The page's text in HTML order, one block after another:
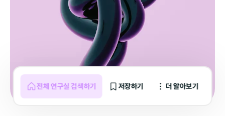
전체 연구실 검색하기 저장하기 더 알아보기